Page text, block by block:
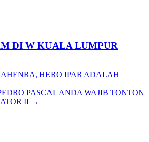
DI W KUALA LUMPUR
HERO IPAR ADALAH
PASCAL ANDA WAJIB TONTON
II →